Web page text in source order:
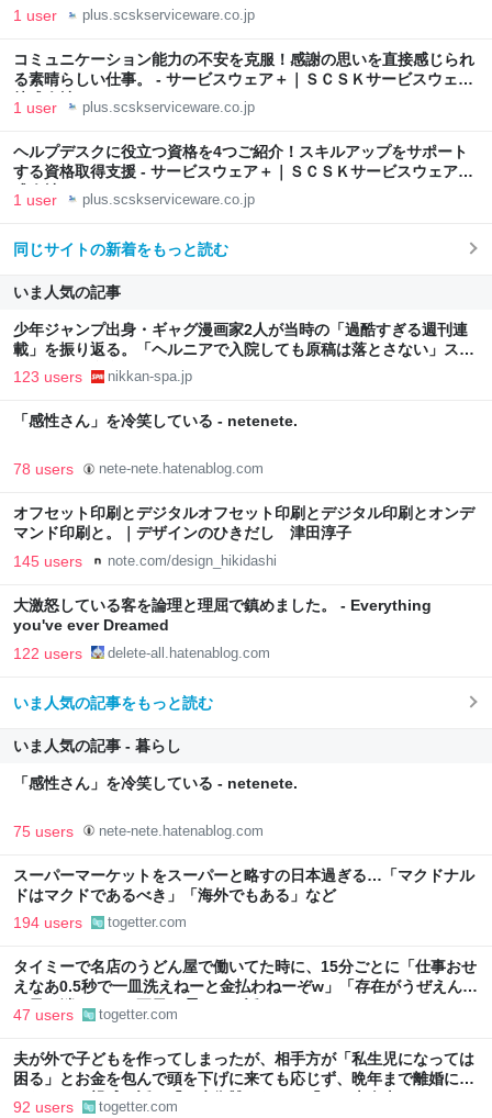
1 user plus.scskserviceware.co.jp
コミュニケーション能力の不安を克服！感謝の思いを直接感じられ
る素晴らしい仕事。 - サービスウェア＋｜ＳＣＳＫサービスウェア
株式会社
1 user plus.scskserviceware.co.jp
ヘルプデスクに役立つ資格を4つご紹介！スキルアップをサポート
する資格取得支援 - サービスウェア＋｜ＳＣＳＫサービスウェア株
式会社
1 user plus.scskserviceware.co.jp
同じサイトの新着をもっと読む
いま人気の記事
少年ジャンプ出身・ギャグ漫画家2人が当時の「過酷すぎる週刊連
載」を振り返る。「ヘルニアで入院しても原稿は落とさない」スト
イックな舞台裏 | 日刊SPA!
123 users nikkan-spa.jp
「感性さん」を冷笑している - netenete.
78 users nete-nete.hatenablog.com
オフセット印刷とデジタルオフセット印刷とデジタル印刷とオンデ
マンド印刷と。｜デザインのひきだし 津田淳子
145 users note.com/design_hikidashi
大激怒している客を論理と理屈で鎮めました。 - Everything
you've ever Dreamed
122 users delete-all.hatenablog.com
いま人気の記事をもっと読む
いま人気の記事 - 暮らし
「感性さん」を冷笑している - netenete.
75 users nete-nete.hatenablog.com
スーパーマーケットをスーパーと略すの日本過ぎる…「マクドナル
ドはマクドであるべき」「海外でもある」など
194 users togetter.com
タイミーで名店のうどん屋で働いてた時に、15分ごとに「仕事おせ
えなあ0.5秒で一皿洗えねーと金払わねーぞw」「存在がうぜえんだ
よ早く消えろ」と耳元で囁かれた話
47 users togetter.com
夫が外で子どもを作ってしまったが、相手方が「私生児になっては
困る」とお金を包んで頭を下げに来ても応じず、晩年まで離婚に応
じなかった親戚の話→「一生復讐になる」「これ本人幸せなの？」
92 users togetter.com